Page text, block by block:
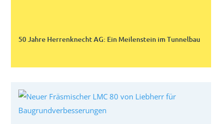
50 Jahre Herrenknecht AG: Ein Meilenstein im Tunnelbau